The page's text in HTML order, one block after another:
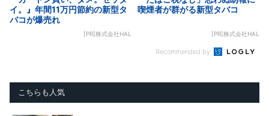
イ。』年間11万円節約の新型タ
バコが爆売れ
[PR]株式会社HAL
喫煙者が群がる新型タバコ
[PR]株式会社HAL
Recommended by
こちらも人気